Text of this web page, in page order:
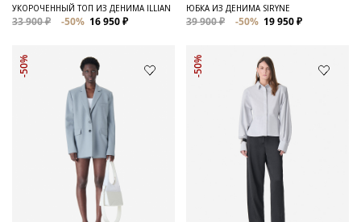
УКОРОЧЕННЫЙ ТОП ИЗ ДЕНИМА ILLIAN
33 900 ₽ -50% 16 950 ₽
ЮБКА ИЗ ДЕНИМА SIRYNE
39 900 ₽ -50% 19 950 ₽
-50% -50%